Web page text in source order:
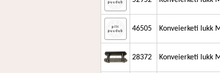
46505 Konveierketi lukk
28372 Konveierketi lukk